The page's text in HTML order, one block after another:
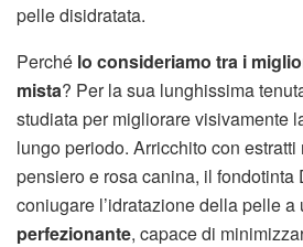
pelle disidratata.
Perché lo consideriamo tra i
mista? Per la sua lunghissima
studiata per migliorare visivamente
lungo periodo. Arricchito con
pensiero e rosa canina, il fondotinta
coniugare l’idratazione della pelle a
perfezionante, capace di